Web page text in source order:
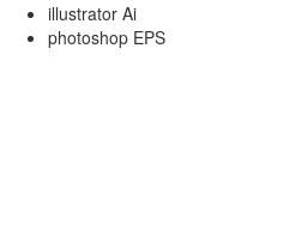
illustrator Ai
photoshop EPS